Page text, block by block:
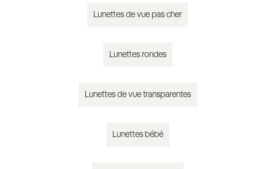
Lunettes de vue pas cher
Lunettes rondes
Lunettes de vue transparentes
Lunettes bébé